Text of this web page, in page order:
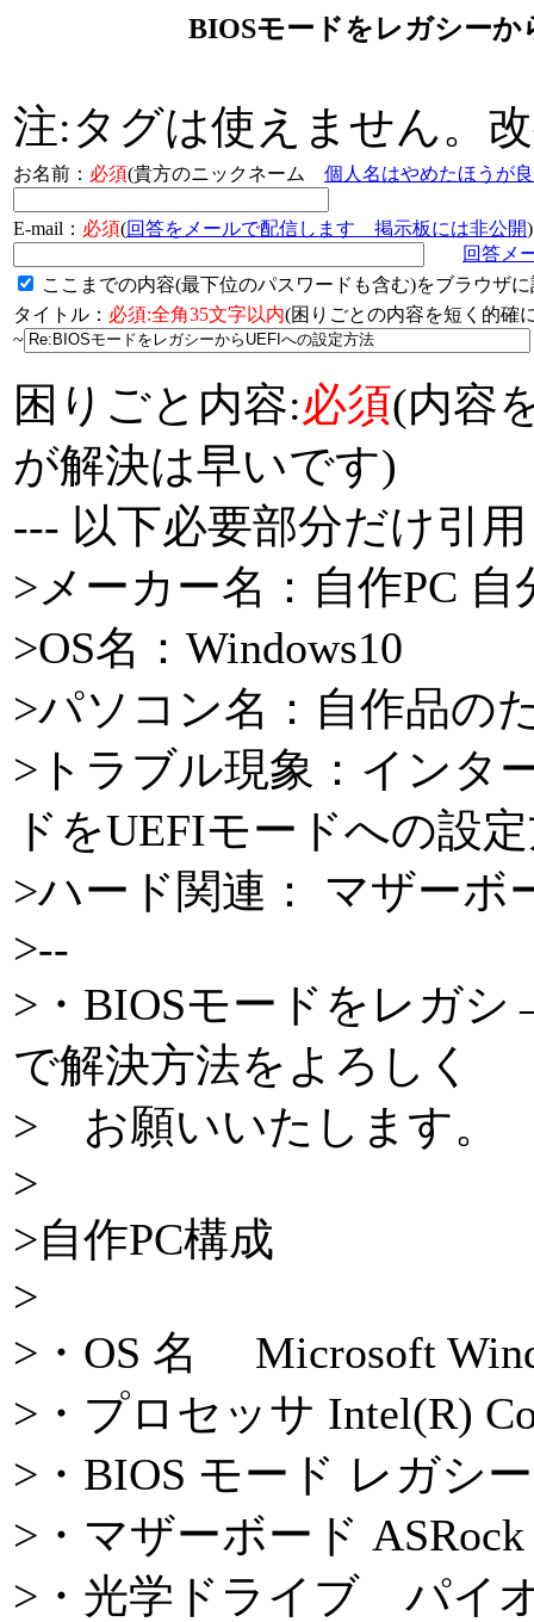
BIOSモードをレガシー
注:タグは使えません。
お名前： 必須(貴方のニックネーム 個人名はやめたほうが
E-mail： 必須(回答をメールで配信します 掲示板には非公開)
回答メ
ここまでの内容(最下位のパスワードも含む)をブラウザ
タイトル： 必須:全角35文字以内(困りごとの内容を短く的
~
困りごと内容:必須(内容
が解決は早いです)
--- 以下必要部分だけ引
>メーカー名：自作PC 自
>OS名：Windows10
>パソコン名：自作品の
>トラブル現象：インタ
ドをUEFIモードへの設
>ハード関連： マザーボ
>--
>・BIOSモードをレガ
で解決方法をよろしく
> お願いいたします。
>
>自作PC構成
>
>・OS 名 Microsoft
>・プロセッサ Intel(R)
>・BIOS モード レガシー
>・マザーボード ASRock
>・光学ドライブ パイ